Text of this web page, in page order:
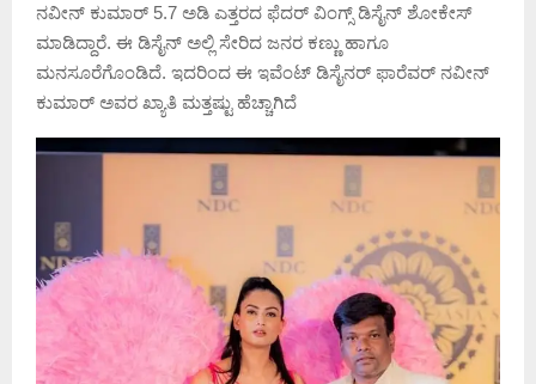
ನವೀನ್ ಕುಮಾರ್ 5.7 ಅಡಿ ಎತ್ತರದ ಫೆದರ್ ವಿಂಗ್ಸ್ ಡಿಸೈನ್ ಶೋಕೇಸ್
ಮಾಡಿದ್ದಾರೆ. ಈ ಡಿಸೈನ್ ಅಲ್ಲಿ ಸೇರಿದ ಜನರ ಕಣ್ಣು ಹಾಗೂ
ಮನಸೂರೆಗೊಂಡಿದೆ. ಇದರಿಂದ ಈ ಇವೆಂಟ್ ಡಿಸೈನರ್ ಫಾರೆವರ್ ನವೀನ್
ಕುಮಾರ್ ಅವರ ಖ್ಯಾತಿ ಮತ್ತಷ್ಟು ಹೆಚ್ಚಾಗಿದೆ